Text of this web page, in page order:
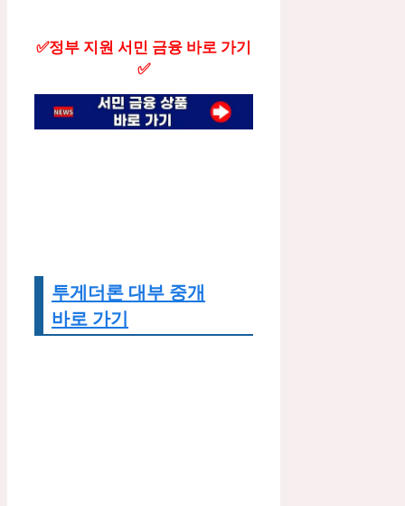
✅정부 지원 서민 금융 바로 가기
✅
투게더론 대부 중개
바로 가기